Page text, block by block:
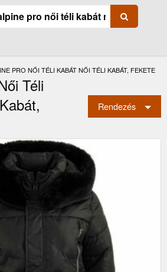
PRO NŐI TÉLI KABÁT NŐI TÉLI KABÁT, FEKETE
Téli
Rendezés